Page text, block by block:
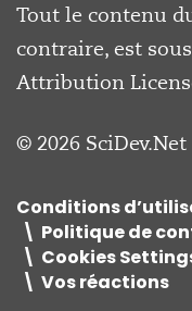
Tout le contenu
contraire, est
Attribution
© 2026
Conditions
Politique de
Cookies
Vos réactions